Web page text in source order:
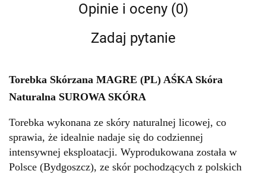
Opinie i oceny (0)
Zadaj pytanie
Torebka Skórzana MAGRE (PL) AŚKA Skóra
Naturalna SUROWA SKÓRA
Torebka wykonana ze skóry naturalnej licowej, co
sprawia, że idealnie nadaje się do codziennej
intensywnej eksploatacji. Wyprodukowana została w
Polsce (Bydgoszcz), ze skór pochodzących z polskich